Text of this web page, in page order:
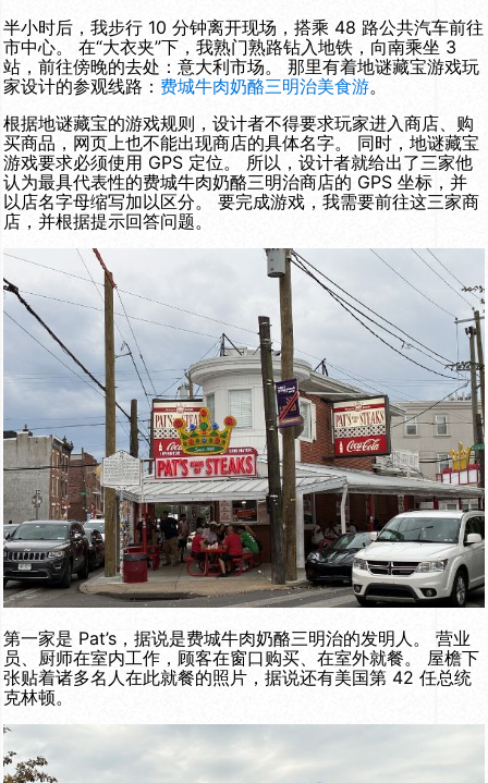
半小时后，我步行 10 分钟离开现场，搭乘 48 路公共汽车前往
市中心。 在“大衣夹”下，我熟门熟路钻入地铁，向南乘坐 3
站，前往傍晚的去处：意大利市场。 那里有着地谜藏宝游戏玩
家设计的参观线路： 费城牛肉奶酪三明治美食游。
根据地谜藏宝的游戏规则，设计者不得要求玩家进入商店、购
买商品，网页上也不能出现商店的具体名字。 同时，地谜藏宝
游戏要求必须使用 GPS 定位。 所以，设计者就给出了三家他
认为最具代表性的费城牛肉奶酪三明治商店的 GPS 坐标，并
以店名字母缩写加以区分。 要完成游戏，我需要前往这三家商
店，并根据提示回答问题。
第一家是 Pat’s，据说是费城牛肉奶酪三明治的发明人。 营业
员、厨师在室内工作，顾客在窗口购买、在室外就餐。 屋檐下
张贴着诸多名人在此就餐的照片，据说还有美国第 42 任总统
克林顿。